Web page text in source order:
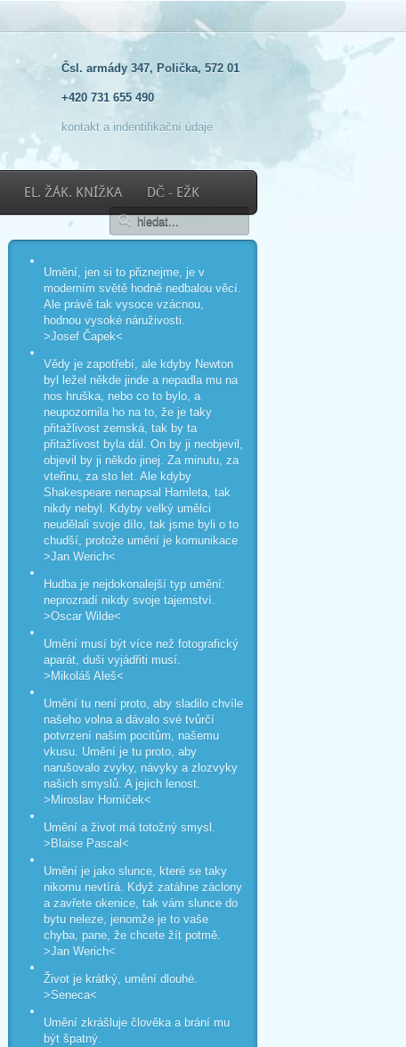
Čsl. armády 347, Polička, 572 01
+420 731 655 490
kontakt a indentifikační údaje
EL. ŽÁK. KNÍŽKA DČ - EŽK
Umění, jen si to přiznejme, je v
moderním světě hodně nedbalou věcí.
Ale právě tak vysoce vzácnou,
hodnou vysoké náruživosti.
>Josef Čapek<
Vědy je zapotřebí, ale kdyby Newton
byl ležel někde jinde a nepadla mu na
nos hruška, nebo co to bylo, a
neupozornila ho na to, že je taky
přitažlivost zemská, tak by ta
přitažlivost byla dál. On by ji neobjevil,
objevil by ji někdo jinej. Za minutu, za
vteřinu, za sto let. Ale kdyby
Shakespeare nenapsal Hamleta, tak
nikdy nebyl. Kdyby velký umělci
neudělali svoje dílo, tak jsme byli o to
chudší, protože umění je komunikace
>Jan Werich<
Hudba je nejdokonalejší typ umění:
neprozradí nikdy svoje tajemství.
>Oscar Wilde<
Umění musí být více než fotografický
aparát, duši vyjádřiti musí.
>Mikoláš Aleš<
Umění tu není proto, aby sladilo chvíle
našeho volna a dávalo své tvůrčí
potvrzení našim pocitům, našemu
vkusu. Umění je tu proto, aby
narušovalo zvyky, návyky a zlozvyky
našich smyslů. A jejich lenost.
>Miroslav Horníček<
Umění a život má totožný smysl.
>Blaise Pascal<
Umění je jako slunce, které se taky
nikomu nevtírá. Když zatáhne záclony
a zavřete okenice, tak vám slunce do
bytu neleze, jenomže je to vaše
chyba, pane, že chcete žít potmě.
>Jan Werich<
Život je krátký, umění dlouhé.
>Seneca<
Umění zkrášluje člověka a brání mu
být špatný.